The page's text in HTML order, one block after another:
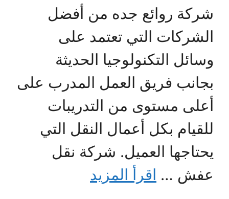
شركة روائع جده من أفضل
الشركات التي تعتمد على
وسائل التكنولوجيا الحديثة
بجانب فريق العمل المدرب على
أعلى مستوى من التدريبات
للقيام بكل أعمال النقل التي
يحتاجها العميل. شركة نقل
عفش … اقرأ المزيد